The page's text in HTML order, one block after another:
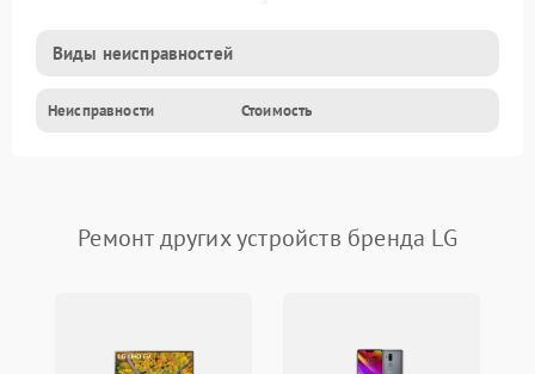
Виды неисправностей
Неисправности Стоимость
Ремонт других устройств бренда LG